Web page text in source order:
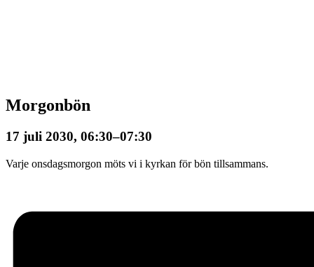
Morgonbön
17 juli 2030, 06:30–07:30
Varje onsdagsmorgon möts vi i kyrkan för bön tillsammans.